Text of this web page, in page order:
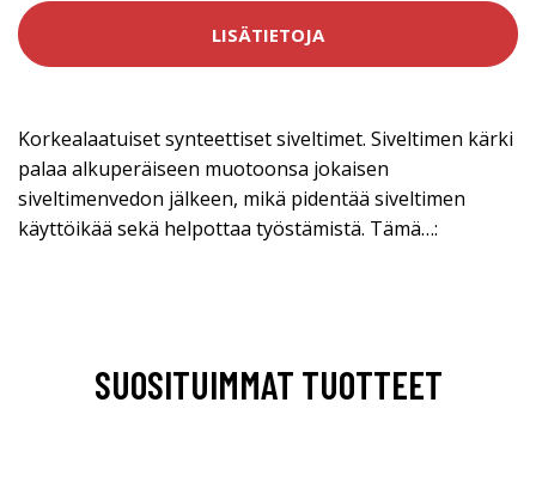
LISÄTIETOJA
Korkealaatuiset synteettiset siveltimet. Siveltimen kärki
palaa alkuperäiseen muotoonsa jokaisen
siveltimenvedon jälkeen, mikä pidentää siveltimen
käyttöikää sekä helpottaa työstämistä. Tämä…:
SUOSITUIMMAT TUOTTEET